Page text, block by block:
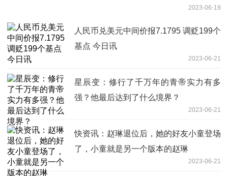
2023-06-19
人民币兑美元中间价报7.1795 调贬199个
基点 今日讯
2023-06-21
星辰变：修行了千万年的青帝实力有多
强？他最后达到了什么境界？
2023-06-21
快资讯：赵琳退位后，她的好友小童登场
了，小童就是另一个版本的赵琳
2023-06-21